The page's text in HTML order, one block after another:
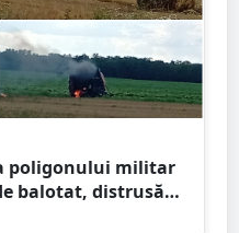
poligonului militar
balotat, distrusă